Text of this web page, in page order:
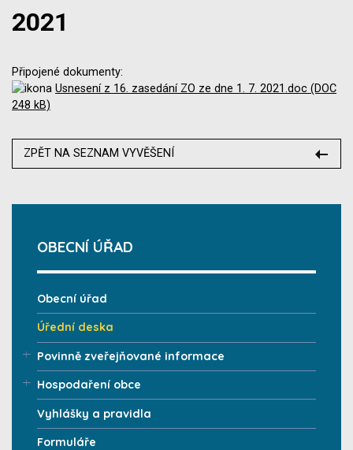
2021
Připojené dokumenty:
Usnesení z 16. zasedání ZO ze dne 1. 7. 2021.doc (DOC
248 kB)
ZPĚT NA SEZNAM VYVĚŠENÍ
OBECNÍ ÚŘAD
Obecní úřad
Úřední deska
Povinně zveřejňované informace
Hospodaření obce
Vyhlášky a pravidla
Formuláře